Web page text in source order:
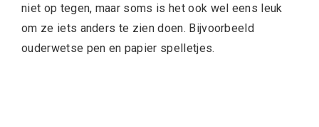
niet op tegen, maar soms is het ook wel eens leuk
om ze iets anders te zien doen. Bijvoorbeeld
ouderwetse pen en papier spelletjes.